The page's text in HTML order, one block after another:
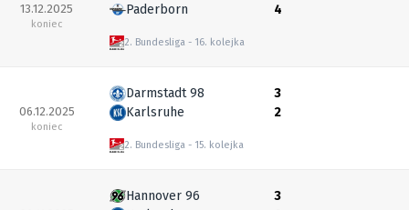
13.12.2025
koniec
Paderborn
2. Bundesliga 16. kolejka
4
06.12.2025
koniec
Darmstadt 98
Karlsruhe
2. Bundesliga 15. kolejka
3
2
Hannover 96
3